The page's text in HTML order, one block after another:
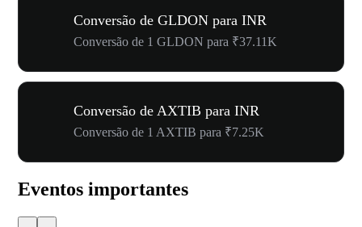
Conversão de GLDON para INR
Conversão de 1 GLDON para ₹37.11K
Conversão de AXTIB para INR
Conversão de 1 AXTIB para ₹7.25K
Eventos importantes